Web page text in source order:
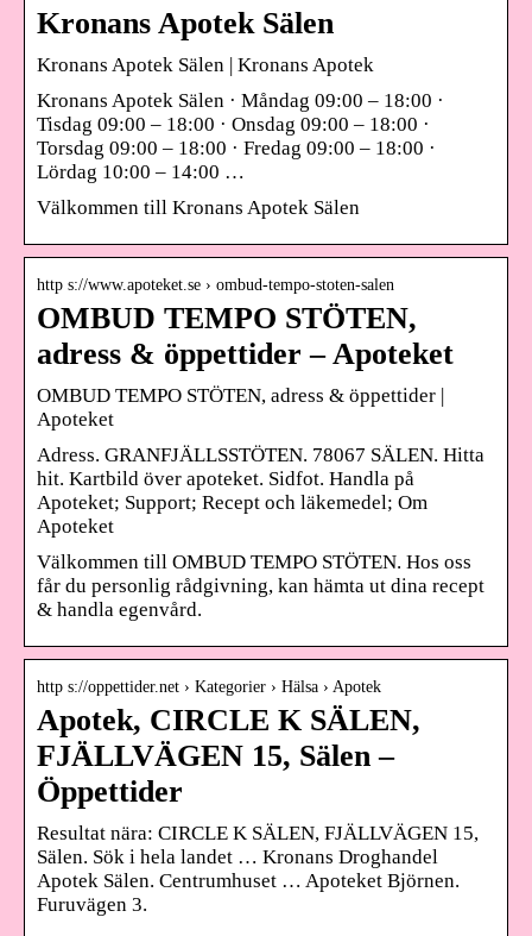
Kronans Apotek Sälen
Kronans Apotek Sälen | Kronans Apotek
Kronans Apotek Sälen · Måndag 09:00 – 18:00 ·
Tisdag 09:00 – 18:00 · Onsdag 09:00 – 18:00 ·
Torsdag 09:00 – 18:00 · Fredag 09:00 – 18:00 ·
Lördag 10:00 – 14:00 …
Välkommen till Kronans Apotek Sälen
http s://www.apoteket.se › ombud-tempo-stoten-salen
OMBUD TEMPO STÖTEN,
adress & öppettider – Apoteket
OMBUD TEMPO STÖTEN, adress & öppettider |
Apoteket
Adress. GRANFJÄLLSSTÖTEN. 78067 SÄLEN. Hitta
hit. Kartbild över apoteket. Sidfot. Handla på
Apoteket; Support; Recept och läkemedel; Om
Apoteket
Välkommen till OMBUD TEMPO STÖTEN. Hos oss
får du personlig rådgivning, kan hämta ut dina recept
& handla egenvård.
http s://oppettider.net › Kategorier › Hälsa › Apotek
Apotek, CIRCLE K SÄLEN,
FJÄLLVÄGEN 15, Sälen –
Öppettider
Resultat nära: CIRCLE K SÄLEN, FJÄLLVÄGEN 15,
Sälen. Sök i hela landet … Kronans Droghandel
Apotek Sälen. Centrumhuset … Apoteket Björnen.
Furuvägen 3.